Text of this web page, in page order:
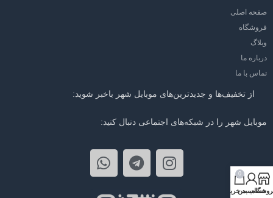
صفحه اصلی
فروشگاه
وبلاگ
درباره ما
تماس با ما
از تخفیف‌ها و جدیدترین‌های موبایل شهر باخبر شوید:
موبایل شهر را در شبکه‌های اجتماعی دنبال کنید:
حساب من
0
سبد خرید